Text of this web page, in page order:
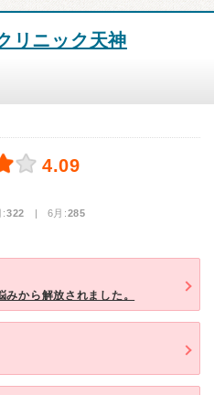
リニック天神
4.09
:322 | 6月:285
から解放されました。